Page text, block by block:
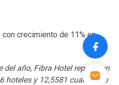
del año, Fibra Hotel reportó un
hoteles y 12,5581 cuartos; de